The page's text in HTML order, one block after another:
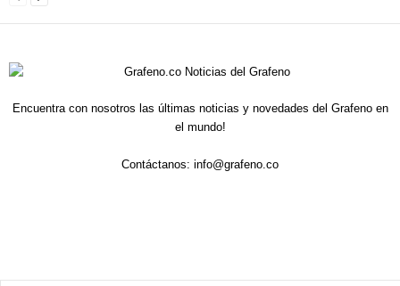
Encuentra con nosotros las últimas noticias y novedades del Grafeno en
el mundo!
Contáctanos: info@grafeno.co